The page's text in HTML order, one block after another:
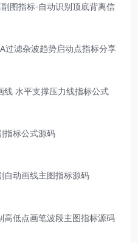
图指标-自动识别顶底背离信
过滤杂波趋势启动点指标分享
线 水平支撑压力线指标公式
指标公式源码
自动画线主图指标源码
高低点画笔波段主图指标源码